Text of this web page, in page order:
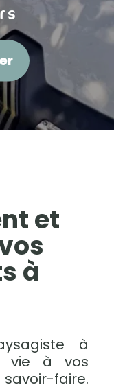
et
à
à
vie à vos
faire.